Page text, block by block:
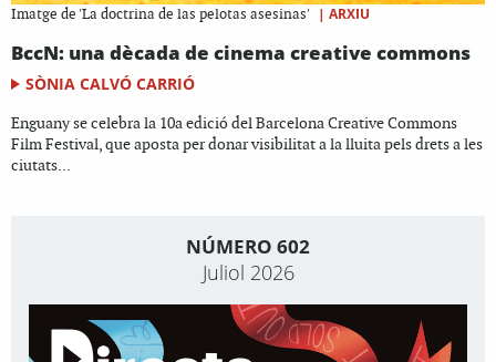
Imatge de 'La doctrina de las pelotas asesinas' | ARXIU
BccN: una dècada de cinema creative commons
SÒNIA CALVÓ CARRIÓ
Enguany se celebra la 10a edició del Barcelona Creative Commons
Film Festival, que aposta per donar visibilitat a la lluita pels drets a les
ciutats...
NÚMERO 602
Juliol 2026